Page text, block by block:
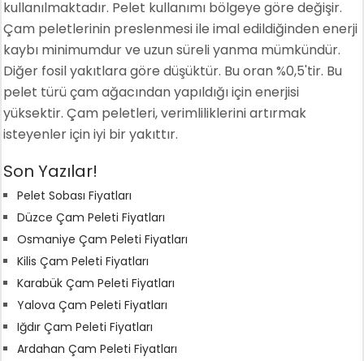
kullanılmaktadır. Pelet kullanımı bölgeye göre değişir.
Çam peletlerinin preslenmesi ile imal edildiğinden enerji
kaybı minimumdur ve uzun süreli yanma mümkündür.
Diğer fosil yakıtlara göre düşüktür. Bu oran %0,5'tir. Bu
pelet türü çam ağacından yapıldığı için enerjisi
yüksektir. Çam peletleri, verimliliklerini artırmak
isteyenler için iyi bir yakıttır.
Son Yazılar!
Pelet Sobası Fiyatları
Düzce Çam Peleti Fiyatları
Osmaniye Çam Peleti Fiyatları
Kilis Çam Peleti Fiyatları
Karabük Çam Peleti Fiyatları
Yalova Çam Peleti Fiyatları
Iğdır Çam Peleti Fiyatları
Ardahan Çam Peleti Fiyatları